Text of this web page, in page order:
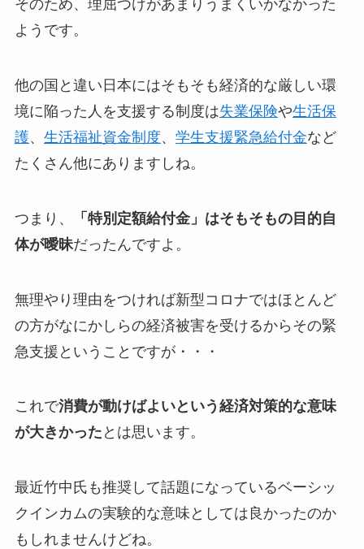
そのため、理屈つけがあまりうまくいかなかった
ようです。
他の国と違い日本にはそもそも経済的な厳しい環
境に陥った人を支援する制度は失業保険や生活保
護、 生活福祉資金制度、 学生支援緊急給付金など
たくさん他にありますしね。
つまり、
「特別定額給付金」はそもそもの目的自
体が曖昧だったんですよ。
無理やり理由をつければ新型コロナではほとんど
の方がなにかしらの経済被害を受けるからその緊
急支援ということですが・・・
これで消費が動けばよいという経済対策的な意味
が大きかった とは思います。
最近竹中氏も推奨して話題になっているベーシッ
クインカムの実験的な意味としては良かったのか
もしれませんけどね。